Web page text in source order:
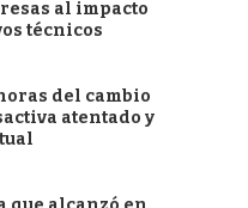
al impacto
técnicos
del cambio
atentado y